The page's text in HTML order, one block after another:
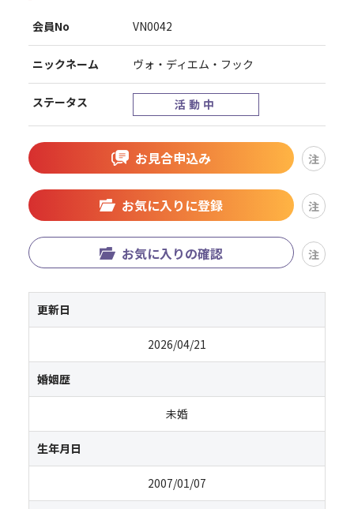
会員No VN0042
ニックネーム ヴォ・ディエム・フック
ステータス 活動中
お見合申込み 注
お気に入りに登録 注
お気に入りの確認 注
更新日
2026/04/21
婚姻歴
未婚
生年月日
2007/01/07